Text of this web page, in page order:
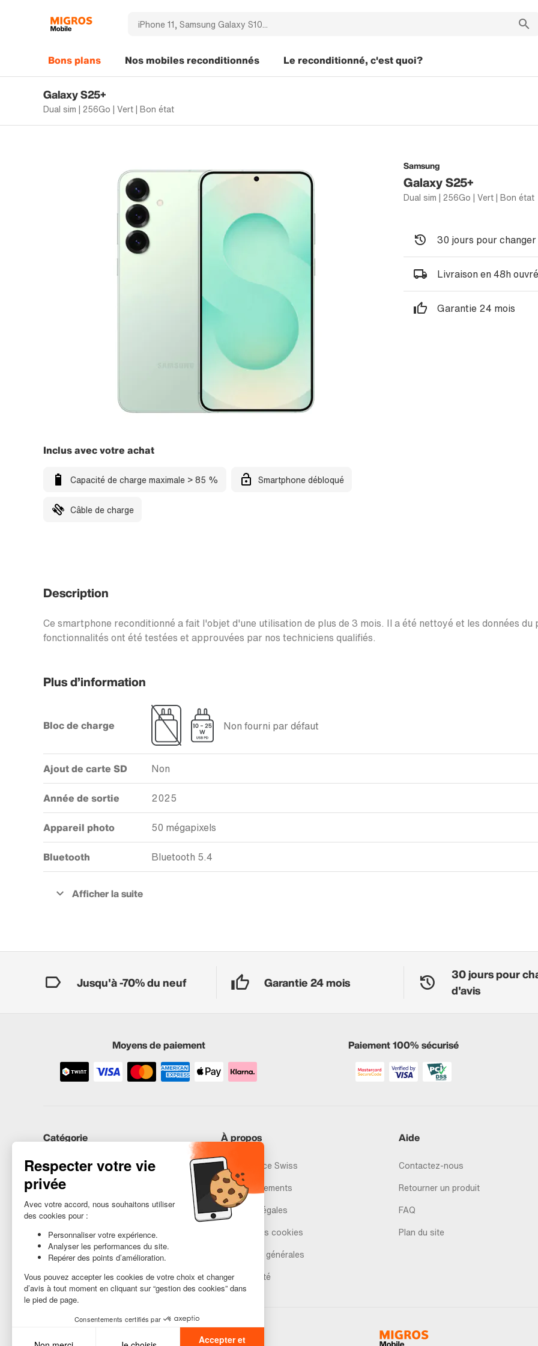
Bons plans Nos mobiles reconditionnés Le reconditionné, c'est quoi?
Galaxy S25+
Dual sim | 256Go | Vert | Bon état
Samsung
Galaxy S25+
Dual sim | 256Go | Vert | Bon état
Inclus avec votre achat
Capacité de charge maximale > 85 % Smartphone débloqué
Câble de charge
30 jours pour
Livraison en 48h
Garantie 24 mois
Description
Ce smartphone reconditionné a fait l'objet d'une utilisation de plus de 3 mois. Il a été nettoyé et les données
fonctionnalités ont été testées et approuvées par nos techniciens qualifiés.
Plus d’information
Bloc de charge Non fourni par défaut
Ajout de carte SD Non
Année de sortie 2025
Appareil photo 50 mégapixels
Bluetooth Bluetooth 5.4
Jusqu'à -70% du neuf Garantie 24 mois
30 jours pour
d'avis
Moyens de paiement Paiement 100% sécurisé
Catégorie
iPhones
Samsung
Huawei
Besoin d’aide ?
À propos
Recommerce Swiss
Nos engagements
Mentions légales
Gestion des cookies
Conditions générales
Accessibilité
Aide
Contactez-nous
Retourner un produit
FAQ
Plan du site